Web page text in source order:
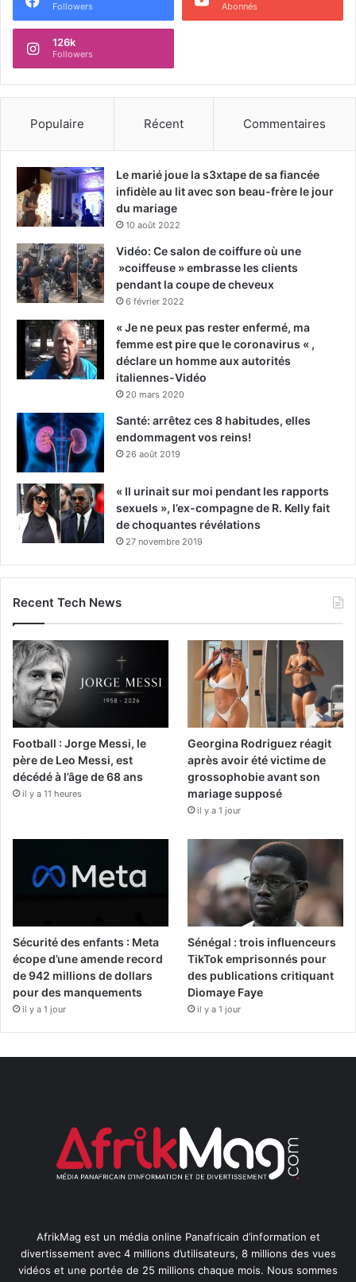
Followers Abonnés
126k
Followers
Populaire Récent Commentaires
Le marié joue la s3xtape de sa fiancée
infidèle au lit avec son beau-frère le jour
du mariage
10 août 2022
Vidéo: Ce salon de coiffure où une
»coiffeuse » embrasse les clients
pendant la coupe de cheveux
6 février 2022
« Je ne peux pas rester enfermé, ma
femme est pire que le coronavirus « ,
déclare un homme aux autorités
italiennes-Vidéo
20 mars 2020
Santé: arrêtez ces 8 habitudes, elles
endommagent vos reins!
26 août 2019
« Il urinait sur moi pendant les rapports
sexuels », l’ex-compagne de R. Kelly fait
de choquantes révélations
27 novembre 2019
Recent Tech News
Football : Jorge Messi, le
père de Leo Messi, est
décédé à l’âge de 68 ans
il y a 11 heures
Georgina Rodriguez réagit
après avoir été victime de
grossophobie avant son
mariage supposé
il y a 1 jour
Sécurité des enfants : Meta
écope d’une amende record
de 942 millions de dollars
pour des manquements
il y a 1 jour
Sénégal : trois influenceurs
TikTok emprisonnés pour
des publications critiquant
Diomaye Faye
il y a 1 jour
AfrikMag est un média online Panafricain d’information et
divertissement avec 4 millions d’utilisateurs, 8 millions des vues
vidéos et une portée de 25 millions chaque mois. Nous sommes